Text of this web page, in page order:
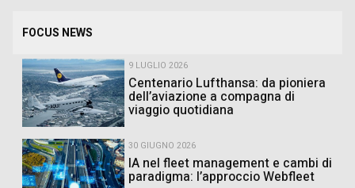
FOCUS NEWS
9 LUGLIO 2026
Centenario Lufthansa: da pioniera
dell’aviazione a compagna di
viaggio quotidiana
30 GIUGNO 2026
IA nel fleet management e cambi di
paradigma: l’approccio Webfleet